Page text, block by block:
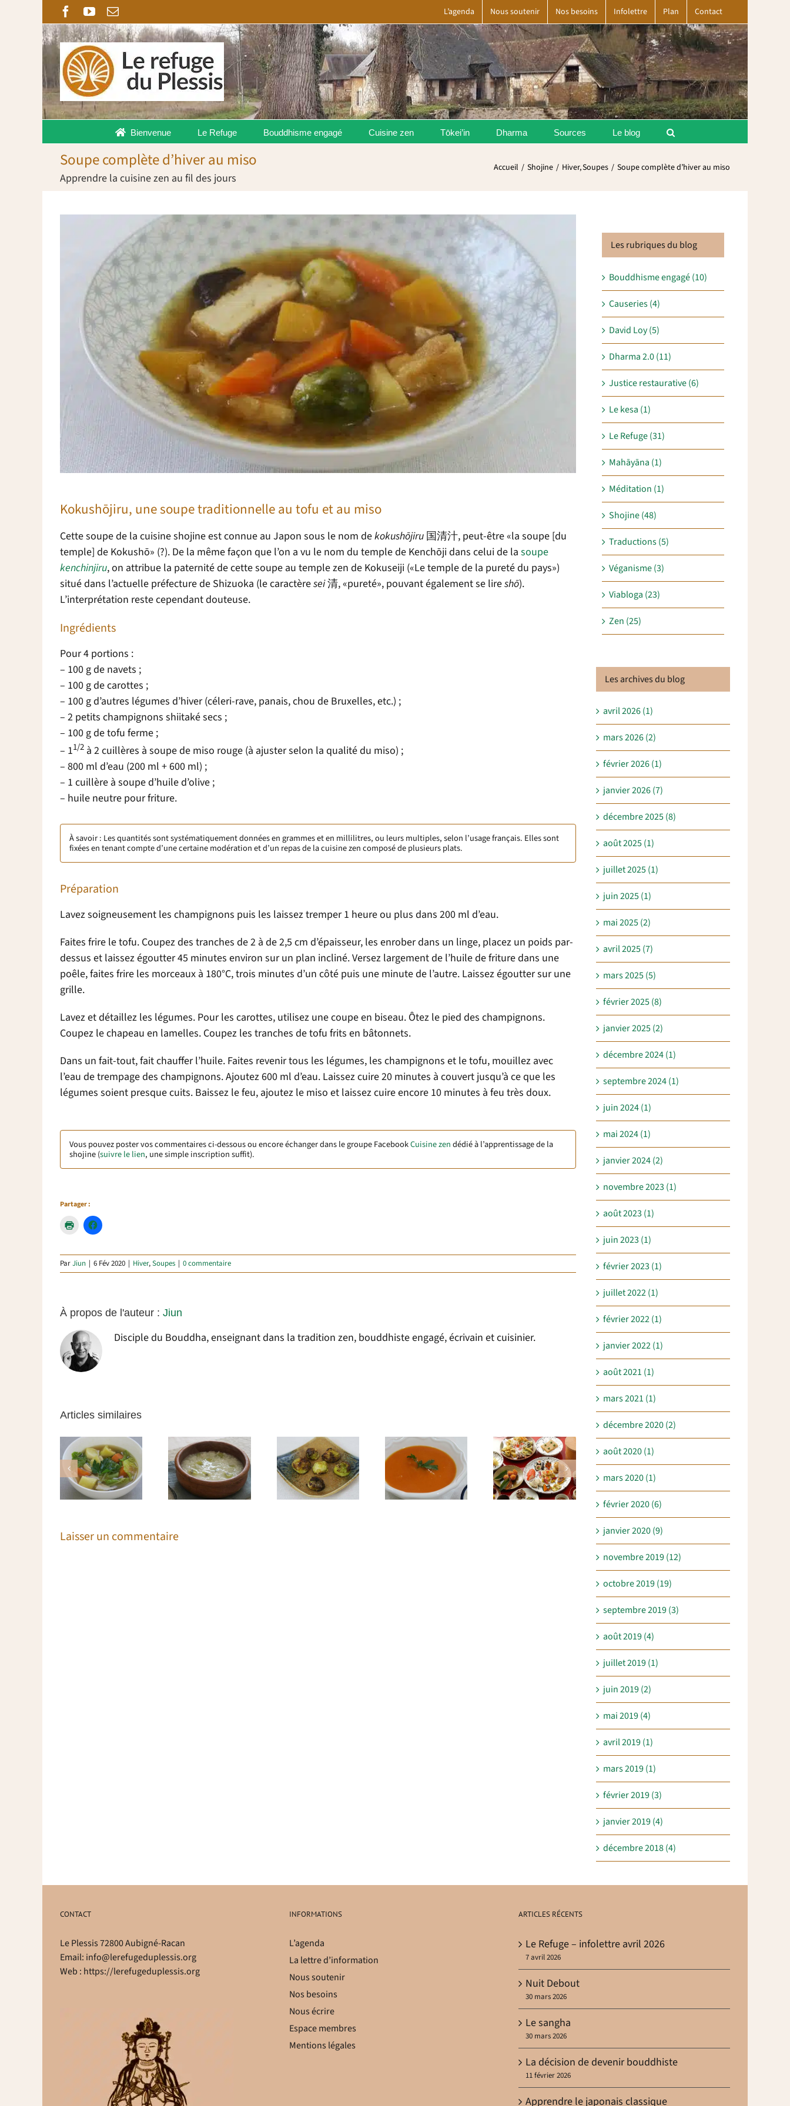
Facebook
YouTube
Email L’agenda Nous soutenir Nos besoins Infolettre Plan Contact
Bienvenue Le Refuge Bouddhisme engagé Cuisine zen Tōkei’in Dharma Sources Le blog
Soupe complète d’hiver au miso
Apprendre la cuisine zen au fil des jours
Accueil Shojine Hiver Soupes Soupe complète d’hiver au miso
Kokushōjiru, une soupe traditionnelle au tofu et au miso
Cette soupe de la cuisine shojine est connue au Japon sous le nom dekokushōjiru 国清汁, peut-être «la soupe [du
temple] de Kokushō» (?). De la même façon que l’on a vu le nom du temple de Kenchōji dans celui de la soupe
kenchinjiru, on attribue la paternité de cette soupe au temple zen de Kokuseiji («Le temple de la pureté du pays»)
situé dans l’actuelle préfecture de Shizuoka (le caractèresei清, «pureté», pouvant également se lireshō).
L’interprétation reste cependant douteuse.
Ingrédients
Pour 4 portions :
– 100 g de navets ;
– 100 g de carottes ;
– 100 g d’autres légumes d’hiver (céleri-rave, panais, chou de Bruxelles, etc.) ;
– 2 petits champignons shiitaké secs ;
– 100 g de tofu ferme ;
– 11/2 à 2 cuillères à soupe de miso rouge (à ajuster selon la qualité du miso) ;
– 800 ml d’eau (200 ml + 600 ml) ;
– 1 cuillère à soupe d’huile d’olive ;
– huile neutre pour friture.
À savoir : Les quantités sont systématiquement données en grammes et en millilitres, ou leurs multiples, selon l’usage français. Elles sont
fixées en tenant compte d’une certaine modération et d’un repas de la cuisine zen composé de plusieurs plats.
Préparation
Lavez soigneusement les champignons puis les laissez tremper 1 heure ou plus dans 200 ml d’eau.
Faites frire le tofu. Coupez des tranches de 2 à de 2,5 cm d’épaisseur, les enrober dans un linge, placez un poids par-
dessus et laissez égoutter 45 minutes environ sur un plan incliné. Versez largement de l’huile de friture dans une
poêle, faites frire les morceaux à 180°C, trois minutes d’un côté puis une minute de l’autre. Laissez égoutter sur une
grille.
Lavez et détaillez les légumes. Pour les carottes, utilisez une coupe en biseau. Ôtez le pied des champignons.
Coupez le chapeau en lamelles. Coupez les tranches de tofu frits en bâtonnets.
Dans un fait-tout, fait chauffer l’huile. Faites revenir tous les légumes, les champignons et le tofu, mouillez avec
l’eau de trempage des champignons. Ajoutez 600 ml d’eau. Laissez cuire 20 minutes à couvert jusqu’à ce que les
légumes soient presque cuits. Baissez le feu, ajoutez le miso et laissez cuire encore 10 minutes à feu très doux.
Vous pouvez poster vos commentaires ci-dessous ou encore échanger dans le groupe FacebookCuisine zendédié à l’apprentissage de la
shojine (suivre le lien, une simple inscription suffit).
Partager :
ParJiun | 6 Fév 2020 | Hiver,Soupes | 0 commentaire
À propos de l'auteur : Jiun
Disciple du Bouddha, enseignant dans la tradition zen, bouddhiste engagé, écrivain et cuisinier.
Articles similaires
Gruau de riz
aux kiwis
Choux de
Bruxelles
rôtis
Soupe de
Butternut aux
deux dashis
Soupe unpen
d’hiver
Laisser un commentaire
Les rubriques du blog
Bouddhisme engagé (10)
Causeries (4)
David Loy (5)
Dharma 2.0 (11)
Justice restaurative (6)
Le kesa (1)
Le Refuge (31)
Mahāyāna (1)
Méditation (1)
Shojine (48)
Traductions (5)
Véganisme (3)
Viabloga (23)
Zen (25)
Les archives du blog
avril 2026 (1)
mars 2026 (2)
février 2026 (1)
janvier 2026 (7)
décembre 2025 (8)
août 2025 (1)
juillet 2025 (1)
juin 2025 (1)
mai 2025 (2)
avril 2025 (7)
mars 2025 (5)
février 2025 (8)
janvier 2025 (2)
décembre 2024 (1)
septembre 2024 (1)
juin 2024 (1)
mai 2024 (1)
janvier 2024 (2)
novembre 2023 (1)
août 2023 (1)
juin 2023 (1)
février 2023 (1)
juillet 2022 (1)
février 2022 (1)
janvier 2022 (1)
août 2021 (1)
mars 2021 (1)
décembre 2020 (2)
août 2020 (1)
mars 2020 (1)
février 2020 (6)
janvier 2020 (9)
novembre 2019 (12)
octobre 2019 (19)
septembre 2019 (3)
août 2019 (4)
juillet 2019 (1)
juin 2019 (2)
mai 2019 (4)
avril 2019 (1)
mars 2019 (1)
février 2019 (3)
janvier 2019 (4)
décembre 2018 (4)
CONTACT
Le Plessis 72800 Aubigné-Racan
Email: info@lerefugeduplessis.org
Web : https://lerefugeduplessis.org
INFORMATIONS
L’agenda
La lettre d’information
Nous soutenir
Nos besoins
Nous écrire
Espace membres
Mentions légales
ARTICLES RÉCENTS
Le Refuge – infolettre avril 2026
7 avril 2026
Nuit Debout
30 mars 2026
Le sangha
30 mars 2026
La décision de devenir bouddhiste
11 février 2026
Apprendre le japonais classique